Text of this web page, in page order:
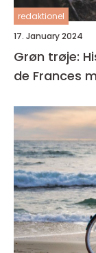
redaktionel
17. January 2024
Grøn trøje:
de Frances